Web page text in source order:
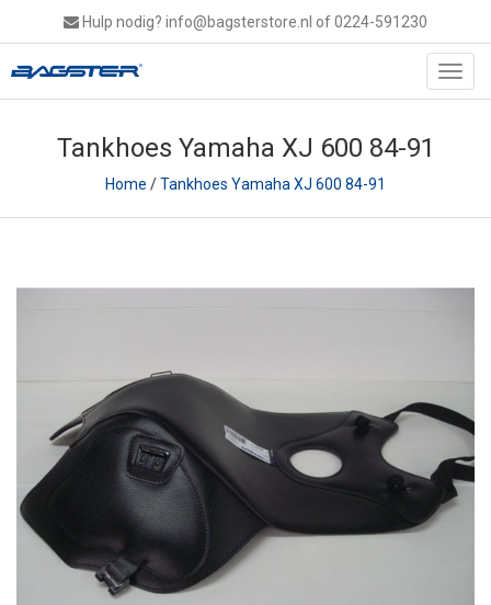
Hulp nodig? info@bagsterstore.nl of 0224-591230
Tankhoes Yamaha XJ 600 84-91
Home /Tankhoes Yamaha XJ 600 84-91